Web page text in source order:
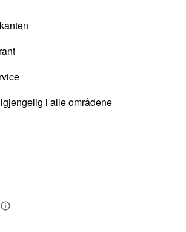
i alle områdene